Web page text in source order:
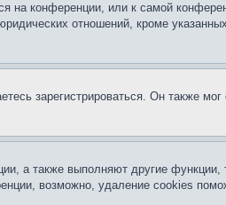
конференции, или к самой
отношений, кроме
зарегистрироваться. Он также
а также выполняют другие
возможно, удаление cookies